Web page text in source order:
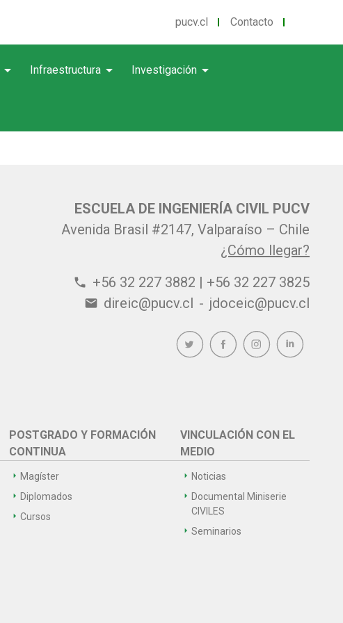
pucv.cl Contacto
arrow_drop_down Infraestructura arrow_drop_down Investigación arrow_drop_down
ESCUELA DE INGENIERÍA CIVIL PUCV
Avenida Brasil #2147, Valparaíso – Chile
¿Cómo llegar?
phone +56 32 227 3882 | +56 32 227 3825
email direic@pucv.cl - jdoceic@pucv.cl
POSTGRADO Y FORMACIÓN
CONTINUA
Magíster
Diplomados
Cursos
VINCULACIÓN CON EL
MEDIO
Noticias
Documental Miniserie
CIVILES
Seminarios